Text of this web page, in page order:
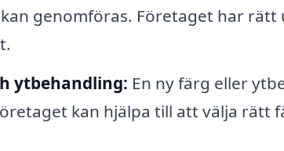
genomföras. Företaget har
ytbehandling: En ny färg eller
kan hjälpa till att välja rätt